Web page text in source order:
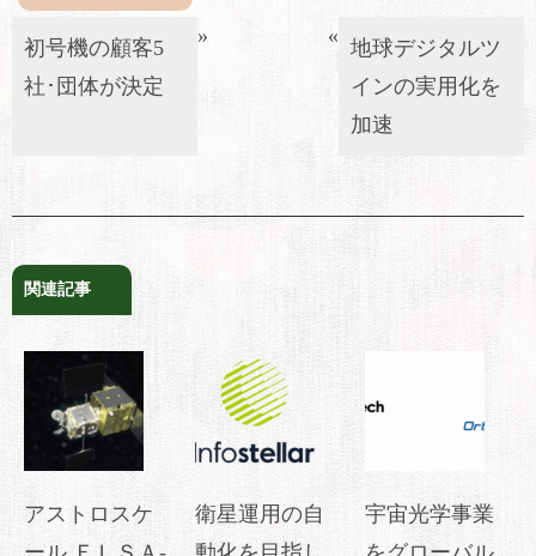
初号機の顧客5
社･団体が決定
» « 地球デジタルツ
インの実用化を
加速
関連記事
アストロスケ
衛星運用の自
宇宙光学事業